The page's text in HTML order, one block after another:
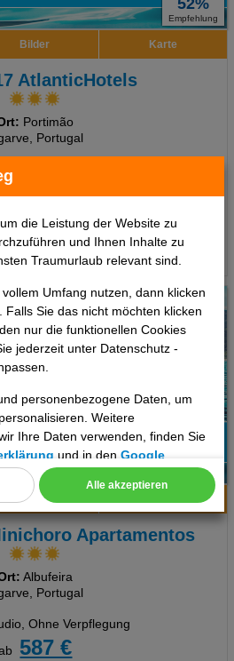
die Leistung der Website zu
und Ihnen Inhalte zu
Traumurlaub relevant sind.
Umfang nutzen, dann klicken
. Falls Sie das nicht möchten klicken
nur die funktionellen Cookies
jederzeit unter Datenschutz -
personenbezogene Daten, um
Weitere
Ihre Daten verwenden, finden Sie
und in denGoogle
Alle akzeptieren
52%
Empfehlung
Bilder Karte
AtlanticHotels
Portimão
Portugal
Ohne Verpflegung
582 €
Termine
Bilder
Apartamentos
Albufeira
Portugal
Ohne Verpflegung
587 €